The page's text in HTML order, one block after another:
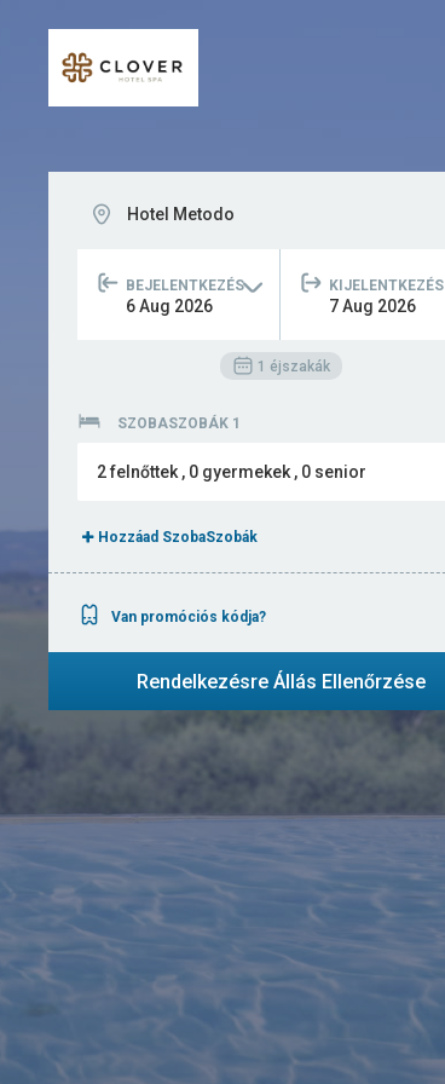
Hotel Metodo
BEJELENTKEZÉS
6Aug 2026
KIJELENTKEZÉS
7Aug 2026
1 éjszakák
SZOBASZOBÁK 1
2felnőttek , 0 gyermekek , 0 senior
Hozzáad SzobaSzobák
Van promóciós kódja?
Rendelkezésre Állás Ellenőrzése